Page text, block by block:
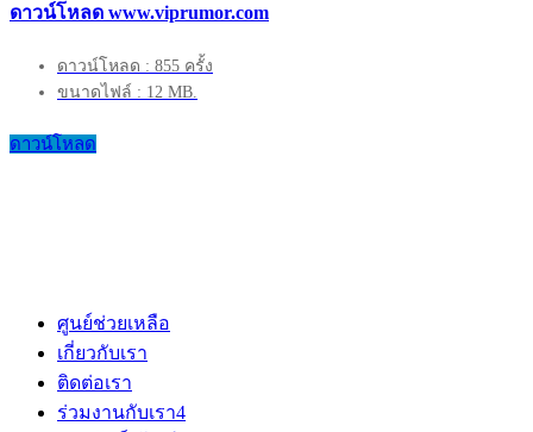
ดาวน์โหลด www.viprumor.com
ดาวน์โหลด : 855 ครั้ง
ขนาดไฟล์ : 12 MB.
ดาวน์โหลด
ศูนย์ช่วยเหลือ
เกี่ยวกับเรา
ติดต่อเรา
ร่วมงานกับเรา4